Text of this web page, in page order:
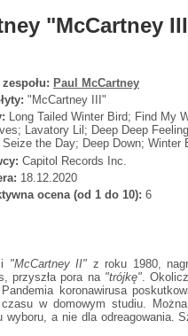
"McCartney
Paul McCartney
"McCartney III"
Long Tailed Winter Bird; Find My
Lavatory Lil; Deep Deep
the Day; Deep Down; Winter
Capitol Records Inc.
18.12.2020
ocena (od 1 do 10): 6
"McCartney II" z roku 1980,
przyszła pora na "trójkę" .
koronawirusa
czasu w domowym studiu.
wyboru, a nie dla odreagowania.